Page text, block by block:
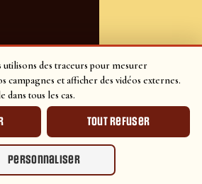
des traceurs pour mesurer
campagnes et afficher des vidéos externes.
dans tous les cas.
Tout refuser
Personnaliser